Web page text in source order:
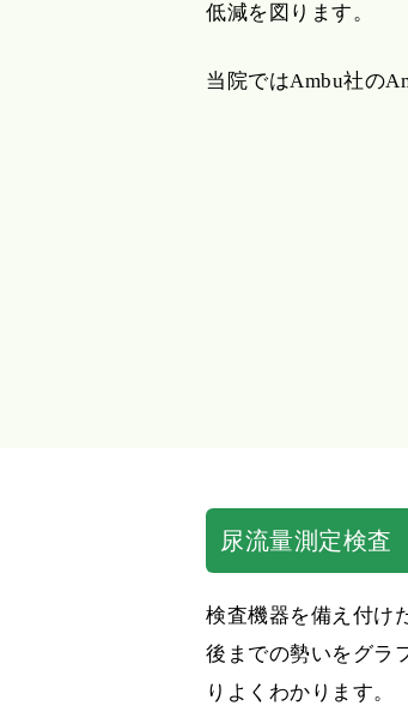
低減を図ります。
当院ではAmbu社の
尿流量測定検査
検査機器を備え付け
後までの勢いをグラ
りよくわかります。